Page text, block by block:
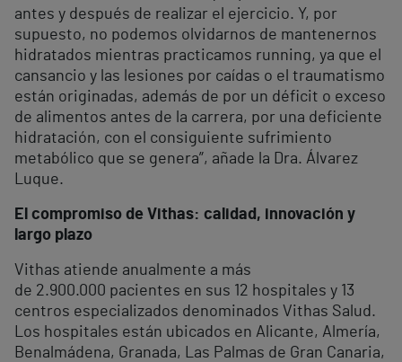
antes y después de realizar el ejercicio. Y, por
supuesto, no podemos olvidarnos de mantenernos
hidratados mientras practicamos running, ya que el
cansancio y las lesiones por caídas o el traumatismo
están originadas, además de por un déficit o exceso
de alimentos antes de la carrera, por una deficiente
hidratación, con el consiguiente sufrimiento
metabólico que se genera”, añade la Dra. Álvarez
Luque.
El compromiso de Vithas: calidad, innovación y
largo plazo
Vithas atiende anualmente a más
de 2.900.000 pacientes en sus 12 hospitales y 13
centros especializados denominados Vithas Salud.
Los hospitales están ubicados en Alicante, Almería,
Benalmádena, Granada, Las Palmas de Gran Canaria,